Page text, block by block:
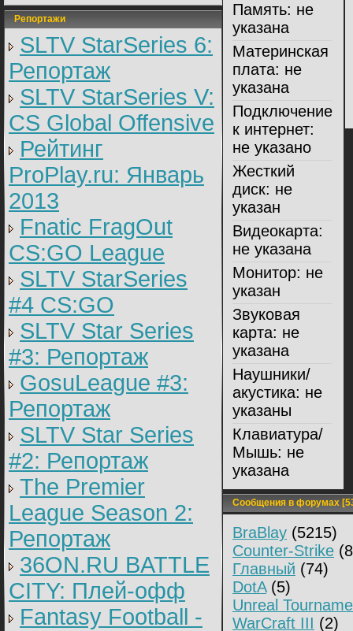
Репортажи
SLTV StarSeries 6:
Репортаж
SLTV StarSeries V:
CS Global Offensive
Рейтинг
ProPlay.ru: Январь
2013
Fnatic FragOut
CS:GO League
SLTV StarSeries
#4 CS:GO
SLTV Star Series
#3: Репортаж
GosuLeague #3:
Репортаж
SLTV Star Series
#2: Репортаж
The Premier
League Season 2:
Репортаж
36ON.RU BATTLE
CITY: Плей-офф
Fantasy Football -
Память: не
указана
Материнская
плата: не
указана
Подключение
к интернет:
не указано
Жесткий
диск: не
указан
Видеокарта:
не указана
Монитор: не
указан
Звуковая
карта: не
указана
Наушники/
акустика: не
указаны
Клавиатура/
Мышь: не
указана
Сообщения в форумах
BraBlay (5215)
Counter-Strike
Главный (74)
DotA(5)
Unreal
WarCraft III (2)